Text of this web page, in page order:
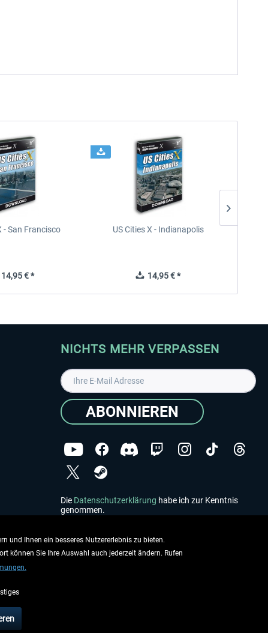
- San Francisco
€ *
US Cities X - Indianapolis
14,95 € *
NICHTS MEHR VERPASSEN
ABONNIEREN
Die Datenschutzerklärung habe ich zur Kenntnis
genommen.
und Ihnen ein besseres Nutzererlebnis zu bieten.
können Sie Ihre Auswahl auch jederzeit ändern. Rufen